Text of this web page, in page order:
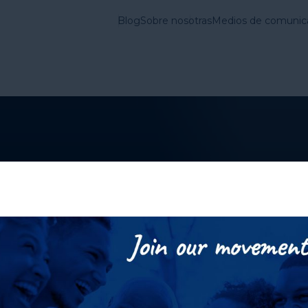
BlogSobre nosotrasMedios de
falta de vivienda